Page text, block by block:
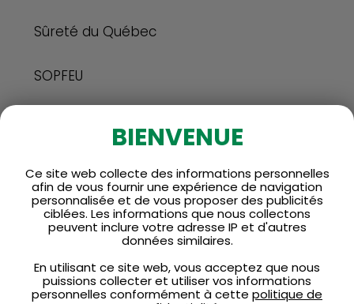
Sûreté du Québec
SOPFEU
BIENVENUE
Ce site web collecte des informations personnelles
afin de vous fournir une expérience de navigation
personnalisée et de vous proposer des publicités
ciblées. Les informations que nous collectons
peuvent inclure votre adresse IP et d'autres
données similaires.
En utilisant ce site web, vous acceptez que nous
puissions collecter et utiliser vos informations
personnelles conformément à cette politique de